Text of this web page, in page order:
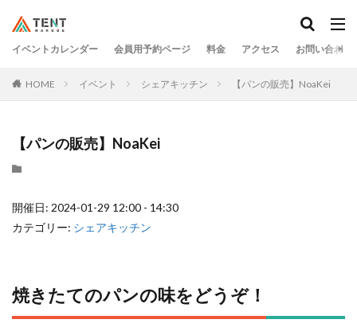
イベントカレンダー 会員用予約ページ 料金 アクセス お問い合わせ
HOME イベント シェアキッチン 【パンの販売】NoaKei
【パンの販売】NoaKei
開催日: 2024-01-29 12:00 - 14:30
カテゴリー: シェアキッチン
焼きたてのパンの味をどうぞ！